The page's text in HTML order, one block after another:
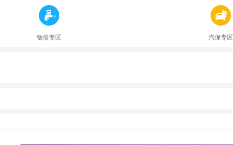
钣喷专区 汽保专区